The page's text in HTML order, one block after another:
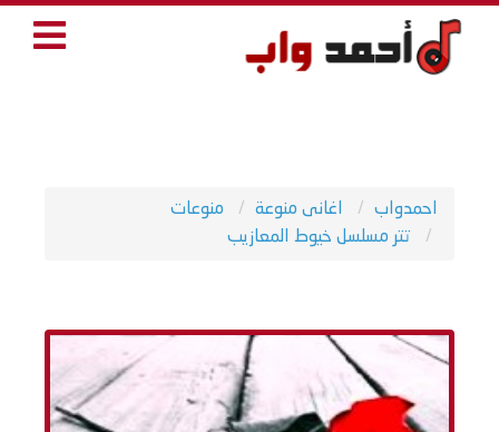
احمدواب اغانى منوعة
منوعات
تتر مسلسل خيوط المعازيب